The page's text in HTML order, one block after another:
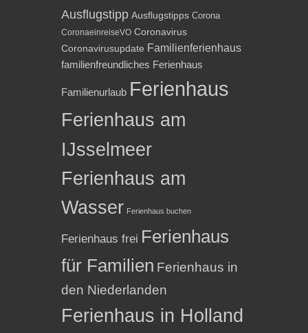
Ausflugstipp Ausflugstipps Corona
CoronaeinreiseVO Coronavirus
Coronavirusupdate Familienferienhaus
familienfreundliches Ferienhaus
Familienurlaub Ferienhaus
Ferienhaus am
IJsselmeer
Ferienhaus am
Wasser Ferienhaus buchen
Ferienhaus frei Ferienhaus
für Familien Ferienhaus in
den Niederlanden
Ferienhaus in Holland